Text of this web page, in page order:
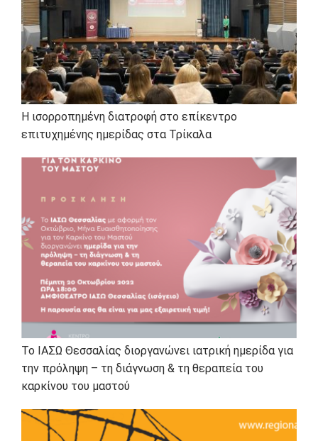
Η ισορροπημένη διατροφή στο επίκεντρο
επιτυχημένης ημερίδας στα Τρίκαλα
Το ΙΑΣΩ Θεσσαλίας διοργανώνει ιατρική ημερίδα για
την πρόληψη – τη διάγνωση & τη θεραπεία του
καρκίνου του μαστού